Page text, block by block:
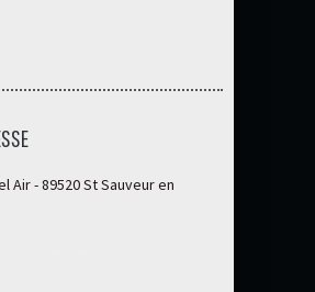
Air - 89520 St Sauveur en